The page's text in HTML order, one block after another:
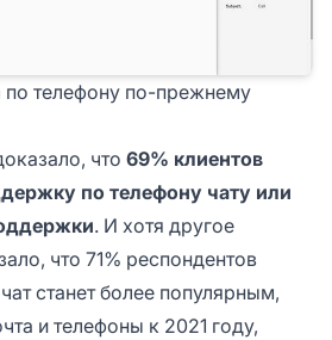
телефону по-прежнему
что 69% клиентов
по телефону чату или
. И хотя другое
что 71% респондентов
станет более популярным,
и телефоны к 2021 году,